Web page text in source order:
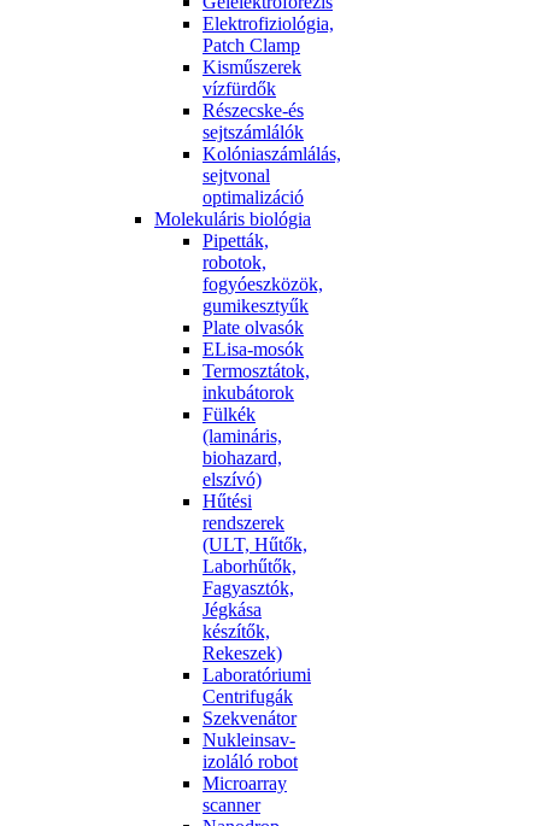
Elektrofiziológia,
Patch Clamp
Kisműszerek
vízfürdők
Részecske-és
sejtszámlálók
Kolóniaszámlálás,
sejtvonal
optimalizáció
Molekuláris biológia
Pipetták,
robotok,
fogyóeszközök,
gumikesztyűk
Plate olvasók
ELisa-mosók
Termosztátok,
inkubátorok
Fülkék
(lamináris,
biohazard,
elszívó)
Hűtési
rendszerek
(ULT, Hűtők,
Laborhűtők,
Fagyasztók,
Jégkása
készítők,
Rekeszek)
Laboratóriumi
Centrifugák
Szekvenátor
Nukleinsav-
izoláló robot
Microarray
scanner